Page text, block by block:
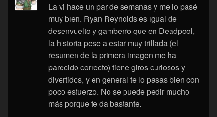
La vi hace un par de semanas y me lo pasé
muy bien. Ryan Reynolds es igual de
desenvuelto y gamberro que en Deadpool,
la historia pese a estar muy trillada (el
resumen de la primera imagen me ha
parecido correcto) tiene giros curiosos y
divertidos, y en general te lo pasas bien con
poco esfuerzo. No se puede pedir mucho
más porque te da bastante.